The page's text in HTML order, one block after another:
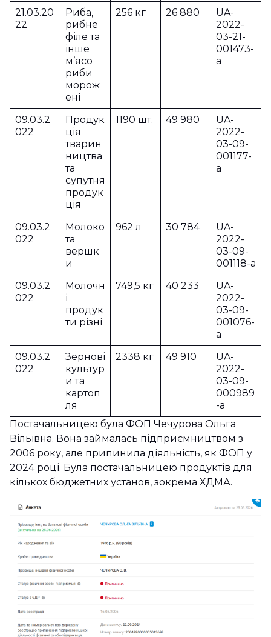
21.03.20
22
Риба,
рибне
філе та
інше
м’ясо
риби
морож
ені
256 кг 26 880
UA-
2022-
03-21-
001473-
a
09.03.2
022
Продук
ція
тварин
ництва
та
супутня
продук
ція
1190 шт. 49 980
UA-
2022-
03-09-
001177-
a
09.03.2
022
Молоко
та
вершк
и
962 л 30 784
UA-
2022-
03-09-
001118-a
09.03.2
022
Молочн
і
продук
ти різні
749,5 кг 40 233
UA-
2022-
03-09-
001076-
a
09.03.2
022
Зернові
культур
и та
картоп
ля
2338 кг 49 910
UA-
2022-
03-09-
000989
-a
Постачальницею була ФОП Чечурова Ольга
Вільївна. Вона займалась підприємництвом з
2006 року, але припинила діяльність, як ФОП у
2024 році. Була постачальницею продуктів для
кількох бюджетних установ, зокрема ХДМА.